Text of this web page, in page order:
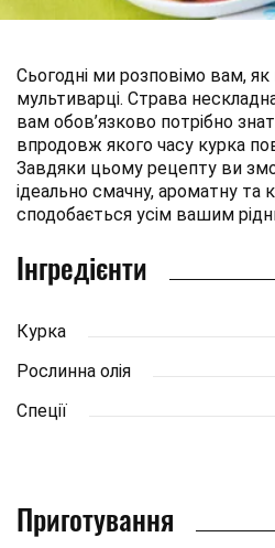
Сьогодні ми розповімо вам,
мультиварці. Страва
вам обов’язково потрібно
впродовж якого часу курка
Завдяки цьому рецепту ви
ідеально смачну, ароматну та
сподобається усім вашим
Інгредієнти
Курка
Рослинна олія
Спеції
Приготування